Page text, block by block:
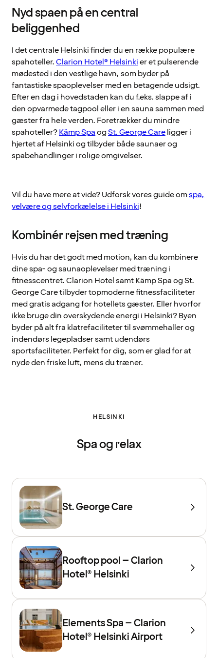
Nyd spaen på en central
beliggenhed
I det centrale Helsinki finder du en række populære
spahoteller.Clarion Hotel® Helsinkier et pulserende
mødested i den vestlige havn, som byder på
fantastiske spaoplevelser med en betagende udsigt.
Efter en dag i hovedstaden kan du f.eks. slappe af i
den opvarmede tagpool eller i en sauna sammen med
gæster fra hele verden. Foretrækker du mindre
spahoteller?Kämp SpaogSt. George Careligger i
hjertet af Helsinki og tilbyder både saunaer og
spabehandlinger i rolige omgivelser.
Vil du have mere at vide? Udforsk vores guide omspa,
velvære og selvforkælelse i Helsinki!
Kombinér rejsen med træning
Hvis du har det godt med motion, kan du kombinere
dine spa- og saunaoplevelser med træning i
fitnesscentret. Clarion Hotel samt Kämp Spa og St.
George Care tilbyder topmoderne fitnessfaciliteter
med gratis adgang for hotellets gæster. Eller hvorfor
ikke bruge din overskydende energi i Helsinki? Byen
byder på alt fra klatrefaciliteter til svømmehaller og
indendørs legepladser samt udendørs
sportsfaciliteter. Perfekt for dig, som er glad for at
nyde den friske luft, mens du træner.
HELSINKI
Spa og relax
St. George Care
Rooftop pool – Clarion
Hotel® Helsinki
Elements Spa – Clarion
Hotel® Helsinki Airport